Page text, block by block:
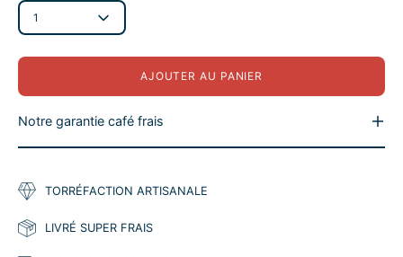
1
AJOUTER AU PANIER
Notre garantie café frais
TORRÉFACTION ARTISANALE
LIVRÉ SUPER FRAIS